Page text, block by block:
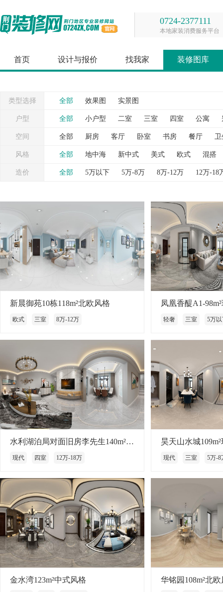
0724-2377111
本地家装消费服务平台
首页 设计与报价 找我家 装修图库
类型选择 全部 效果图 实景图
户型 全部 小户型 二室 三室 四室 公寓
空间 全部 厨房 客厅 卧室 书房 餐厅 卫
台 灯具 照片墙 窗帘 背景墙 衣帽间
风格 全部 地中海 新中式 美式 欧式 混搭
造价 全部 5万以下 5万-8万 8万-12万 12万-18
新晨御苑10栋118m²北欧风格
欧式 三室 8万-12万
凤凰香醍A1-
轻奢 三室 5万
水利湖泊局对面旧房李先生140m²现代风格
现代 四室 12万-18万
昊天山水城
现代 三室 5万-8
金水湾123m²中式风格 华铭园108m²北